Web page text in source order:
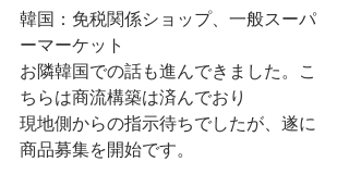
韓国：免税関係ショップ、一般スーパ
ーマーケット
お隣韓国での話も進んできました。こ
ちらは商流構築は済んでおり
現地側からの指示待ちでしたが、遂に
商品募集を開始です。